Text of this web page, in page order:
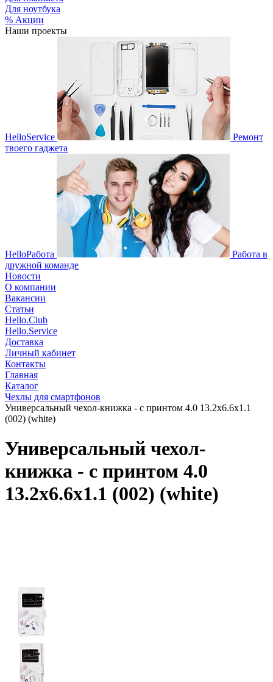
Для ноутбука
% Акции
Наши проекты
HelloService
Ремонт
твоего гаджета
HelloРабота
Работа в
дружной команде
Новости
О компании
Вакансии
Статьи
Hello.Club
Hello.Service
Доставка
Личный кабинет
Контакты
Главная
Каталог
Чехлы для смартфонов
Универсальный чехол-книжка - с принтом 4.0 13.2x6.6x1.1
(002) (white)
Универсальный чехол-
книжка - с принтом 4.0
13.2x6.6x1.1 (002) (white)